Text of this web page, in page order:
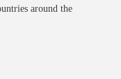
around the